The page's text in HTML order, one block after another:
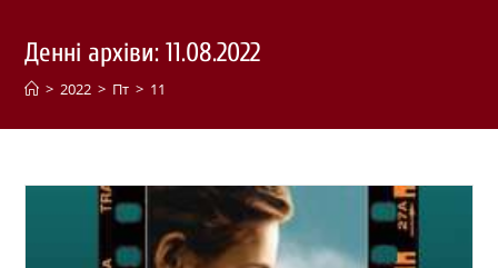
Денні архіви: 11.08.2022
> 2022 > Пт > 11